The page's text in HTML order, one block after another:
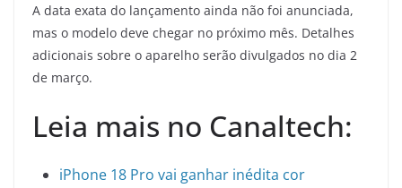
A data exata do lançamento ainda não foi anunciada,
mas o modelo deve chegar no próximo mês. Detalhes
adicionais sobre o aparelho serão divulgados no dia 2
de março.
Leia mais no Canaltech:
iPhone 18 Pro vai ganhar inédita cor